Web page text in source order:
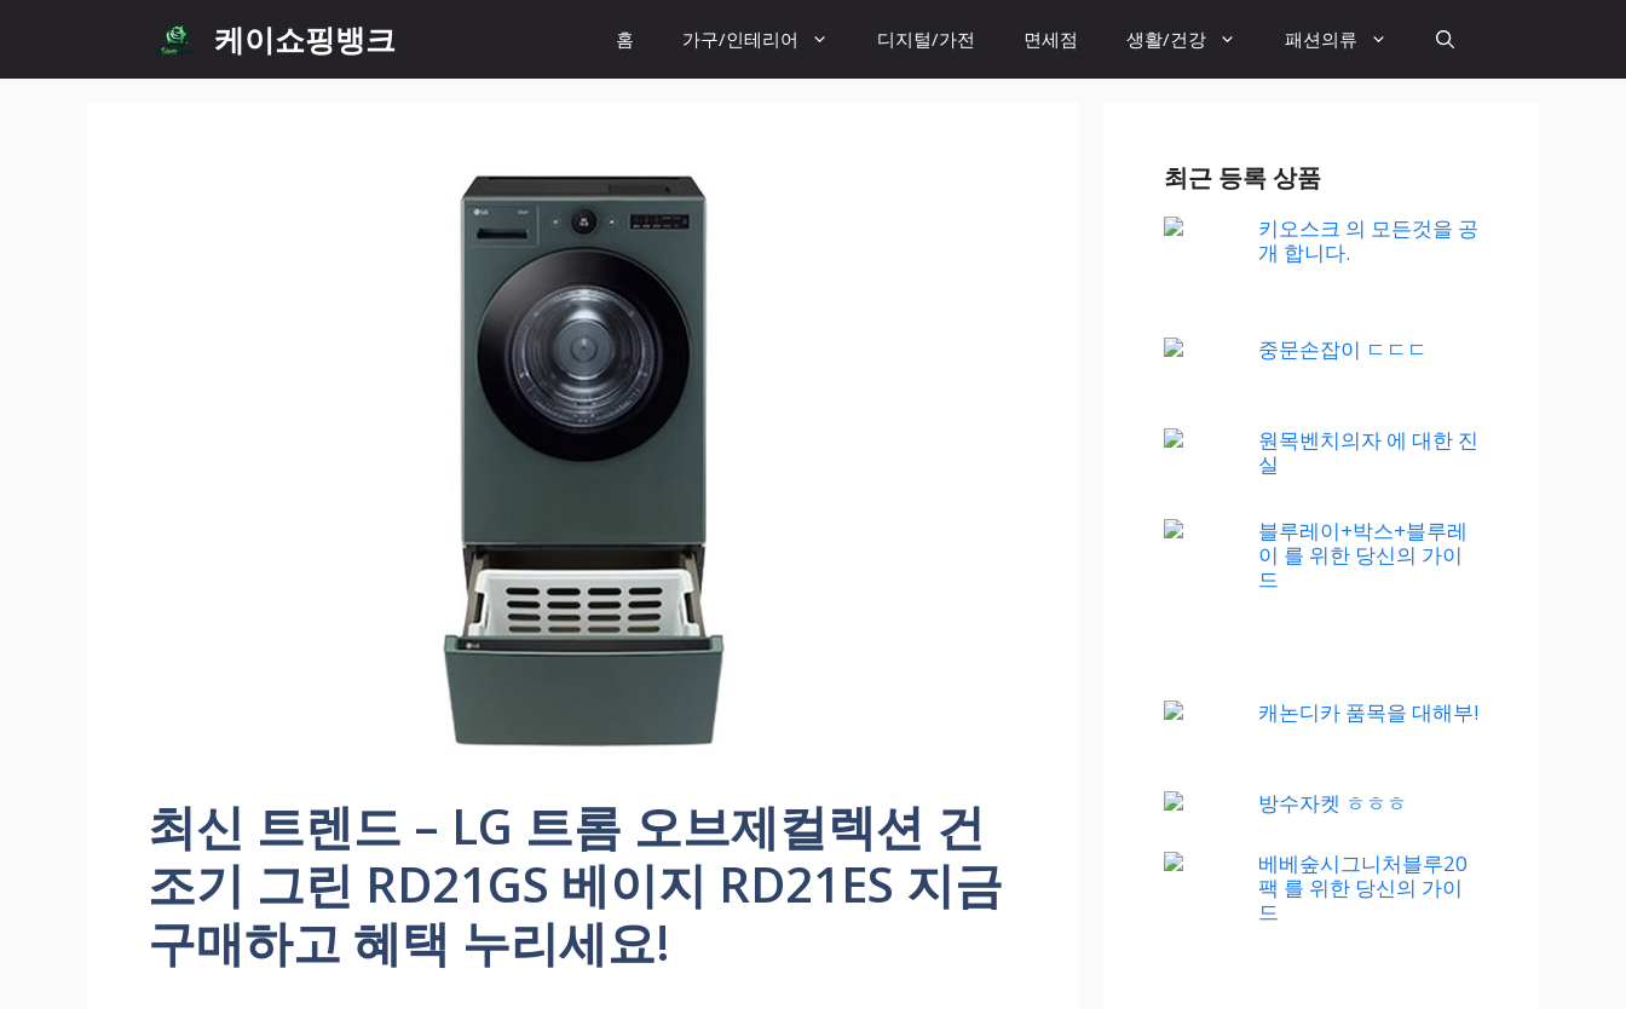
content
케이쇼핑뱅크 홈 가구/인테리어 디지털/가전 면세점 생활/건강 패션의류
최신 트렌드 – LG 트롬 오브제컬렉션 건
조기 그린 RD21GS 베이지 RD21ES 지금
구매하고 혜택 누리세요!
최근 등록 상품
키오스크 의 모든것을 공
개 합니다.
중문손잡이 ㄷㄷㄷ
원목벤치의자 에 대한 진
실
블루레이+박스+블루레
이 를 위한 당신의 가이
드
캐논디카 품목을 대해부!
방수자켓 ㅎㅎㅎ
베베숲시그니처블루20
팩 를 위한 당신의 가이
드